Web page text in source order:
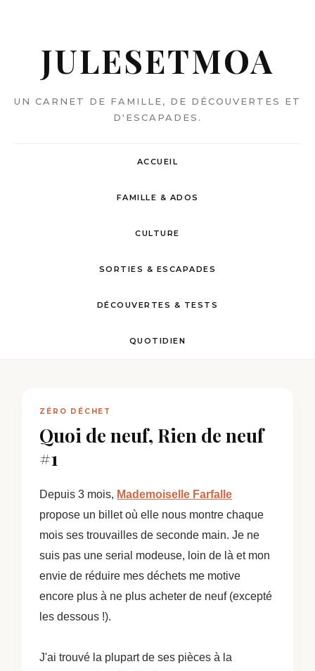
JULESETMOA
UN CARNET DE FAMILLE, DE DÉCOUVERTES ET
D'ESCAPADES.
ACCUEIL
FAMILLE & ADOS
CULTURE
SORTIES & ESCAPADES
DÉCOUVERTES & TESTS
QUOTIDIEN
ZÉRO DÉCHET
Quoi de neuf, Rien de neuf
#1
Depuis 3 mois, Mademoiselle Farfalle
propose un billet où elle nous montre chaque
mois ses trouvailles de seconde main. Je ne
suis pas une serial modeuse, loin de là et mon
envie de réduire mes déchets me motive
encore plus à ne plus acheter de neuf (excepté
les dessous !).
J'ai trouvé la plupart de ses pièces à la